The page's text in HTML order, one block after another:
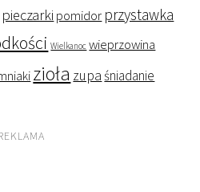
pieczarki pomidor przystawka
Wielkanoc wieprzowina
zioła zupaśniadanie